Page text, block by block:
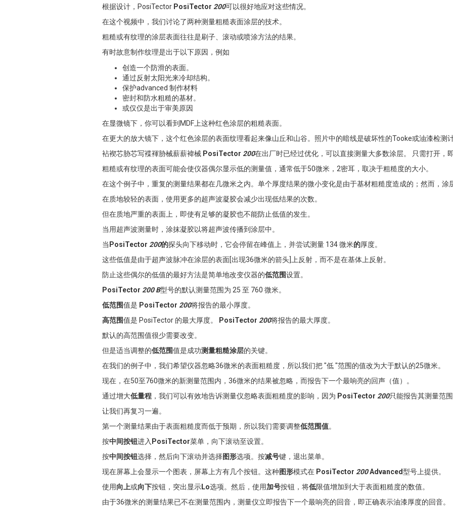
根据设计，PosiTector PosiTector 200可以很好地应对这些情况。
在这个视频中，我们讨论了两种测量粗糙表面涂层的技术。
粗糙或有纹理的涂层表面往往是刷子、滚动或喷涂方法的结果。
有时故意制作纹理是出于以下原因，例如
创造一个防滑的表面。
通过反射太阳光来冷却结构。
保护advanced 制作材料
密封和防水粗糙的基材。
或仅仅是出于审美原因
在显微镜下，你可以看到MDF上这种红色涂层的粗糙表面。
在更大的放大镜下，这个红色涂层的表面纹理看起来像山丘和山谷。照片中的暗线是破坏性的Tooke或油漆检测
袩褉芯胁芯写褋褌胁械薪薪褘械 PosiTector 200在出厂时已经过优化，可以直接测量大多数涂层。 只需打开，即
粗糙或有纹理的表面可能会使仪器偶尔显示低的测量值，通常低于50微米，2密耳，取决于粗糙度的大小。
在这个例子中，重复的测量结果都在几微米之内。单个厚度结果的微小变化是由于基材粗糙度造成的；然而，涂
在质地较轻的表面，使用更多的超声波凝胶会减少出现低结果的次数。
但在质地严重的表面上，即使有足够的凝胶也不能防止低值的发生。
当用超声波测量时，涂抹凝胶以将超声波传播到涂层中。
当 PosiTector 200的探头向下移动时，它会停留在峰值上，并尝试测量 134 微米的厚度。
这些低值是由于超声波脉冲在涂层的表面[出现36微米的箭头]上反射，而不是在基体上反射。
防止这些偶尔的低值的最好方法是简单地改变仪器的低范围设置。
PosiTector 200 B型号的默认测量范围为 25 至 760 微米。
低范围值是 PosiTector 200将报告的最小厚度。
高范围值是 PosiTector 的最大厚度。 PosiTector 200将报告的最大厚度。
默认的高范围值很少需要改变。
但是适当调整的低范围值是成功测量粗糙涂层的关键。
在我们的例子中，我们希望仪器忽略36微米的表面粗糙度，所以我们把 "低 "范围的值改为大于默认的25微米。
现在，在50至760微米的新测量范围内，36微米的结果被忽略，而报告下一个最响亮的回声（值）。
通过增大低量程 ，我们可以有效地告诉测量仪忽略表面粗糙度的影响，因为 PosiTector 200只能报告其测量范围
让我们再复习一遍。
第一个测量结果由于表面粗糙度而低于预期，所以我们需要调整低范围值。
按中间按钮进入 PosiTector菜单，向下滚动至设置。
按中间按钮选择，然后向下滚动并选择图形选项。按减号键，退出菜单。
现在屏幕上会显示一个图表，屏幕上方有几个按钮。这种图形模式在 PosiTector 200Advanced型号上提供。
使用向上或向下按钮，突出显示Lo选项。然后，使用加号按钮，将低限值增加到大于表面粗糙度的数值。
由于36微米的测量结果已不在测量范围内，测量仪立即报告下一个最响亮的回音，即正确表示油漆厚度的回音。